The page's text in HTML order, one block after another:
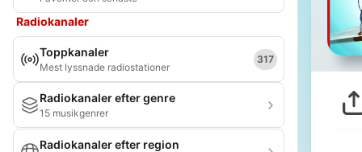
Radiokanaler
Toppkanaler
Mest lyssnade radiostationer
317
Radiokanaler efter genre
15 musikgenrer
Radiokanaler efter region